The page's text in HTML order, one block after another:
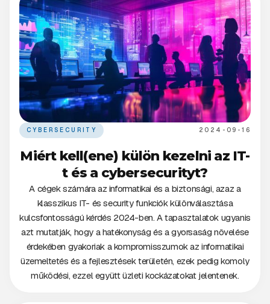
CYBERSECURITY 2024-09-16
Miért kell(ene) külön kezelni az IT-
t és a cybersecurityt?
A cégek számára az informatikai és a biztonsági, azaz a
klasszikus IT- és security funkciók különválasztása
kulcsfontosságú kérdés 2024-ben. A tapasztalatok ugyanis
azt mutatják, hogy a hatékonyság és a gyorsaság növelése
érdekében gyakoriak a kompromisszumok az informatikai
üzemeltetés és a fejlesztések területén, ezek pedig komoly
működési, ezzel együtt üzleti kockázatokat jelentenek.